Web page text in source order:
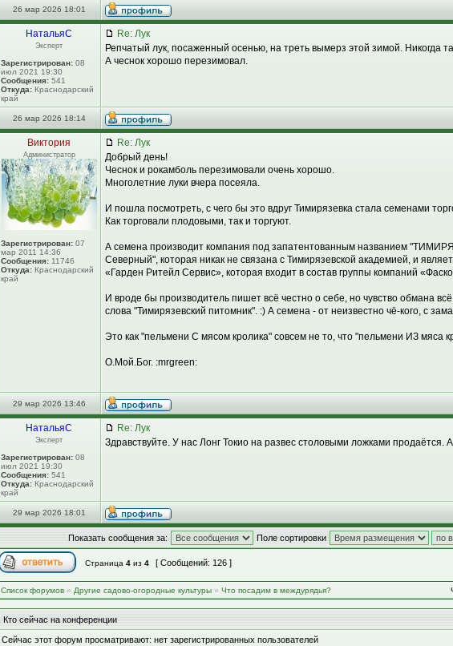
26 мар 2026 18:01
НатальяС
Эксперт
Зарегистрирован: 08
июл 2021 19:30
Сообщения: 541
Откуда: Краснодарский
край
Re: Лук
Репчатый лук, посаженный осенью, на треть вымерз этой зимой. Никогда
А чеснок хорошо перезимовал.
26 мар 2026 18:14
Виктория
Администратор
Зарегистрирован: 07
мар 2011 14:36
Сообщения: 11746
Откуда: Краснодарский
край
Re: Лук
Добрый день!
Чеснок и рокамболь перезимовали очень хорошо.
Многолетние луки вчера посеяла.
И пошла посмотреть, с чего бы это вдруг Тимирязевка стала семенами
Как торговали плодовыми, так и торгуют.
А семена производит компания под запатентованным названием
Северный", которая никак не связана с Тимирязевской академией, и
«Гарден Ритейл Сервис», которая входит в состав группы компаний
И вроде бы производитель пишет всё честно о себе, но чувство обмана
слова "Тимирязевский питомник". :) А семена - от неизвестно чё-кого, с
Это как "пельмени С мясом кролика" совсем не то, что "пельмени ИЗ мяса
О.Мой.Бог. :mrgreen:
29 мар 2026 13:46
НатальяС
Эксперт
Зарегистрирован: 08
июл 2021 19:30
Сообщения: 541
Откуда: Краснодарский
край
Re: Лук
Здравствуйте. У нас Лонг Токио на развес столовыми ложками продаётся.
29 мар 2026 18:01
Показать сообщения за: Поле сортировки
Страница 4 из 4 [ Сообщений: 126 ]
Список форумов » Другие садово-огородные культуры » Что посадим в междурядья?
Кто сейчас на конференции
Сейчас этот форум просматривают: нет зарегистрированных пользователей